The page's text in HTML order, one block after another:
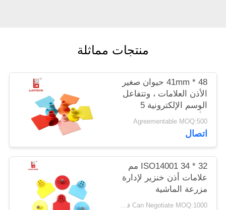
PRIVACY
POLICY
منتجات مماثلة
48 * 41mm حيوان صغير
الأذن العلامات ، وتتفاعل
الوسم الإلكترونية 5
الألوان المتاحة
Agreementable MOQ:500
اتصال
ISO14001 34 * 32 مم
علامات أذن خنزير لإدارة
مزرعة الماشية
Can Negotiate MOQ:1000 قطعة